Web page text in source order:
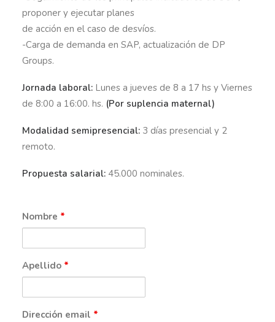
proponer y ejecutar planes
de acción en el caso de desvíos.
-Carga de demanda en SAP, actualización de DP
Groups.
Jornada laboral: Lunes a jueves de 8 a 17 hs y Viernes
de 8:00 a 16:00. hs. (Por suplencia maternal)
Modalidad semipresencial: 3 días presencial y 2
remoto.
Propuesta salarial: 45.000 nominales.
Nombre *
Apellido *
Dirección email *